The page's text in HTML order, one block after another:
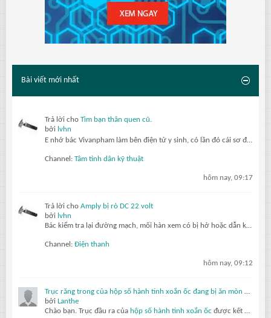
Bài viết mới nhất
Trả lời cho Tìm bạn thân quen cũ.
bởi lvhn
E nhớ bác Vivanpham làm bên điện tử y sinh, có lần đó cái sơ đồ máy chụp x quang sao có mấy con thryristor làm gì mà ko ai trả lới đúng cả
Channel: Tâm tình dân kỹ thuật
hôm nay, 09:17
Trả lời cho Amply bị rò DC 22 volt
bởi lvhn
Bác kiểm tra lại đường mạch, mối hàn xem có bị hở hoặc dẫn không tốt không?
Channel: Điện thanh
hôm nay, 09:12
Trục răng trong của hộp số hành tinh xoắn ốc đang bị ăn mòn do ma sát dưới tác động của mô-men xoắn thay đổi.
bởi Lanthe
Chào bạn. Trục đầu ra của hộp số hành tinh xoắn ốc được kết nối với mặt bích của khách hàng thông qua một trục răng trong. Sau chưa đầy sáu tháng hoạt động, nó phát ra tiếng kêu lách cách và độ rơ lớn đáng báo động.